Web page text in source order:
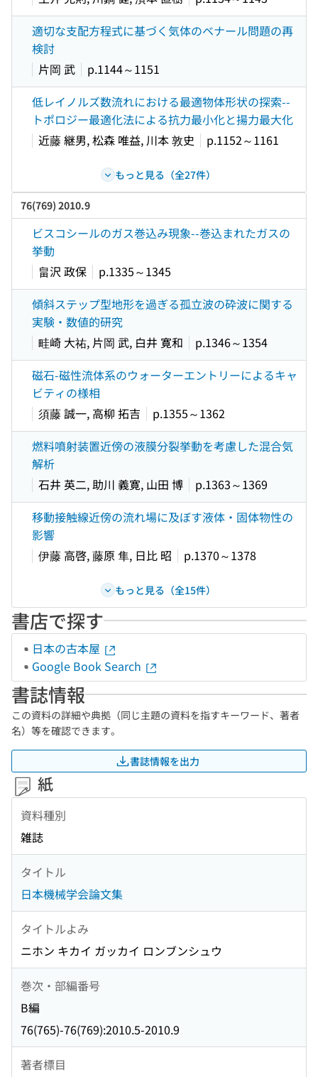
適切な支配方程式に基づく気体のベナール問題の再
検討
片岡 武
p.1144～1151
低レイノルズ数流れにおける最適物体形状の探索--
トポロジー最適化法による抗力最小化と揚力最大化
近藤 継男, 松森 唯益, 川本 敦史
p.1152～1161
もっと見る（全27件）
76(769) 2010.9
ビスコシールのガス巻込み現象--巻込まれたガスの
挙動
畠沢 政保
p.1335～1345
傾斜ステップ型地形を過ぎる孤立波の砕波に関する
実験・数値的研究
畦崎 大祐, 片岡 武, 白井 寛和
p.1346～1354
磁石-磁性流体系のウォーターエントリーによるキャ
ビティの様相
須藤 誠一, 高柳 拓吉
p.1355～1362
燃料噴射装置近傍の液膜分裂挙動を考慮した混合気
解析
石井 英二, 助川 義寛, 山田 博
p.1363～1369
移動接触線近傍の流れ場に及ぼす液体・固体物性の
影響
伊藤 高啓, 藤原 隼, 日比 昭
p.1370～1378
もっと見る（全15件）
書店で探す
日本の古本屋
Google Book Search
書誌情報
この資料の詳細や典拠（同じ主題の資料を指すキーワード、著者
名）等を確認できます。
書誌情報を出力
紙
資料種別
雑誌
タイトル
日本機械学会論文集
タイトルよみ
ニホン キカイ ガッカイ ロンブンシュウ
巻次・部編番号
B編
76(765)-76(769):2010.5-2010.9
著者標目